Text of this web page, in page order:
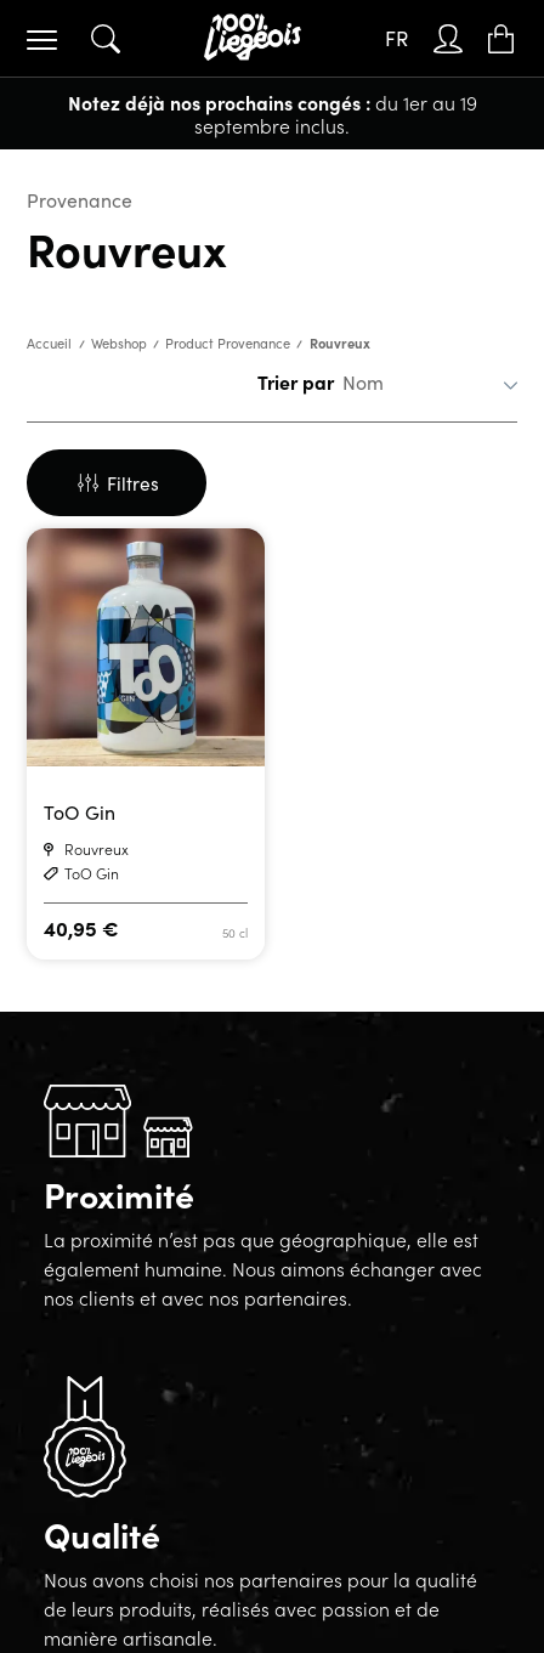
Notez déjà nos prochains congés :du 1er au 19
septembre inclus.
FR
Provenance
Rouvreux
Accueil Webshop Product Provenance Rouvreux
Trier par
Filtres
ToO Gin
Rouvreux
ToO Gin
50 cl
40,95€
Proximité
La proximité n’est pas que géographique, elle est
également humaine. Nous aimons échanger avec
nos clients et avec nos partenaires.
Qualité
Nous avons choisi nos partenaires pour la qualité
de leurs produits, réalisés avec passion et de
manière artisanale.